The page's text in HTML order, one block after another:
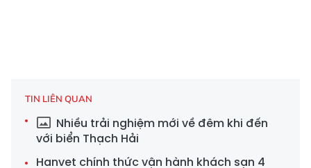
TIN LIÊN QUAN
Nhiều trải nghiệm mới về đêm khi đến
với biển Thạch Hải
Hanvet chính thức vận hành khách sạn 4